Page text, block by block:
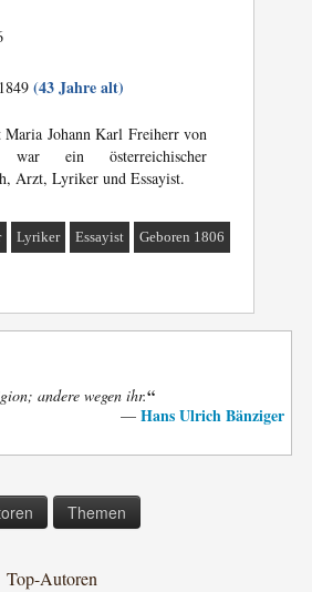
(43 Jahre alt)
Maria Johann Karl Freiherr von
war ein österreichischer
Arzt, Lyriker und Essayist.
Lyriker Essayist Geboren 1806
andere wegen ihr.“
— Hans Ulrich Bänziger
Themen
Top-Autoren